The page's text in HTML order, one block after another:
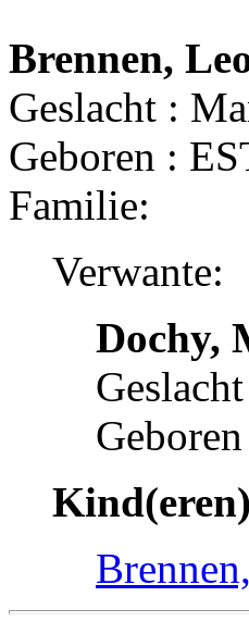
Brennen,
Geslacht :
Geboren :
Familie:
Verwante:
Dochy,
Kind(eren)